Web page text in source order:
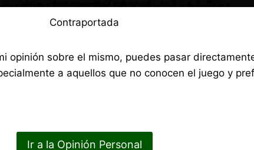
Contraportada
opinión sobre el mismo, puedes pasar
a aquellos que no conocen el juego y
Ir a la Opinión Personal